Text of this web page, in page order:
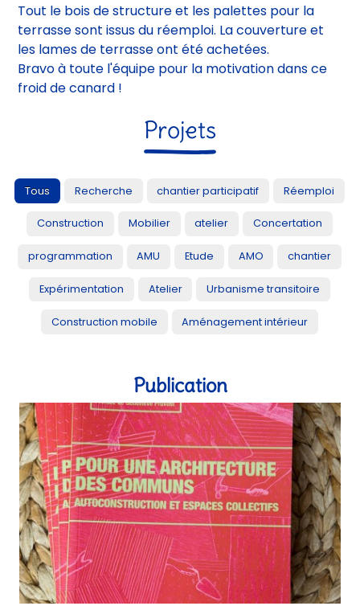
Tout le bois de structure et les palettes pour la
terrasse sont issus du réemploi. La couverture et
les lames de terrasse ont été achetées.
Bravo à toute l'équipe pour la motivation dans ce
froid de canard !
Projets
Tous Recherche chantier participatif Réemploi
Construction Mobilier atelier Concertation
programmation AMU Etude AMO chantier
Expérimentation Atelier Urbanisme transitoire
Construction mobile Aménagement intérieur
Publication